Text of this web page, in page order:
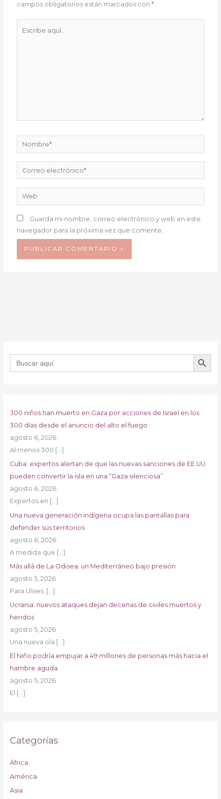
campos obligatorios están marcados con*
Nombre*
Correo
electrónico*
Web
Guarda mi nombre, correo electrónico y web en este
navegador para la próxima vez que comente.
Buscar: BOTÓN DE
300 niños han muerto en Gaza por acciones de Israel en los
300 días desde el anuncio del alto el fuego
agosto 6, 2026
Al menos 300 […]
Cuba: expertos alertan de que las nuevas sanciones de EE.UU.
pueden convertir la isla en una “Gaza silenciosa”
agosto 6, 2026
Expertos en […]
Una nueva generación indígena ocupa las pantallas para
defender sus territorios
agosto 6, 2026
A medida que […]
Más allá de La Odisea: un Mediterráneo bajo presión
agosto 5, 2026
Para Ulises, […]
Ucrania: nuevos ataques dejan decenas de civiles muertos y
heridos
agosto 5, 2026
Una nueva ola […]
El Niño podría empujar a 49 millones de personas más hacia el
hambre aguda
agosto 5, 2026
El […]
Categorías
África
América
Asia